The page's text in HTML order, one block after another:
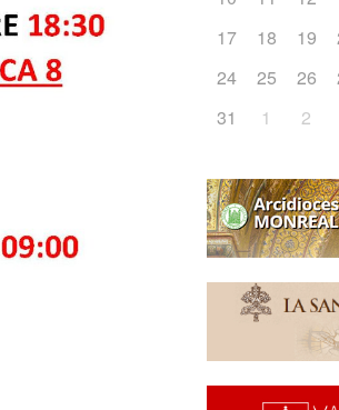
17
18 19
24
25 26
31
1 2